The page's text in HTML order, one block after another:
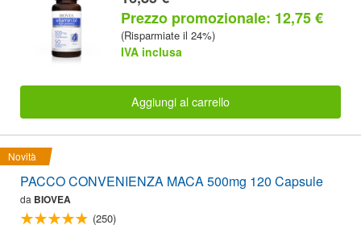
Prezzo promozionale: 12,75 €
(Risparmiate il 24%)
IVA inclusa
Aggiungi al carrello
Novità
PACCO CONVENIENZA MACA 500mg 120 Capsule
da BIOVEA
(250)